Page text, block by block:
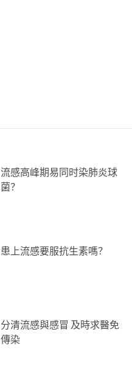
流感高峰期易同时染肺炎球
菌？
患上流感要服抗生素嗎？
分清流感與感冒 及時求醫免
傳染